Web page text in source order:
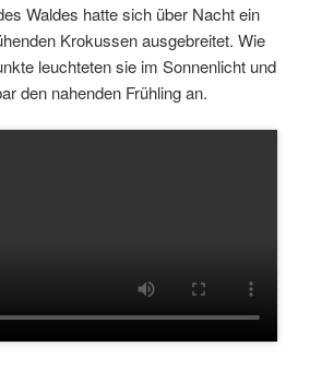
Waldes hatte sich über Nacht ein
Krokussen ausgebreitet. Wie
leuchteten sie im Sonnenlicht und
den nahenden Frühling an.